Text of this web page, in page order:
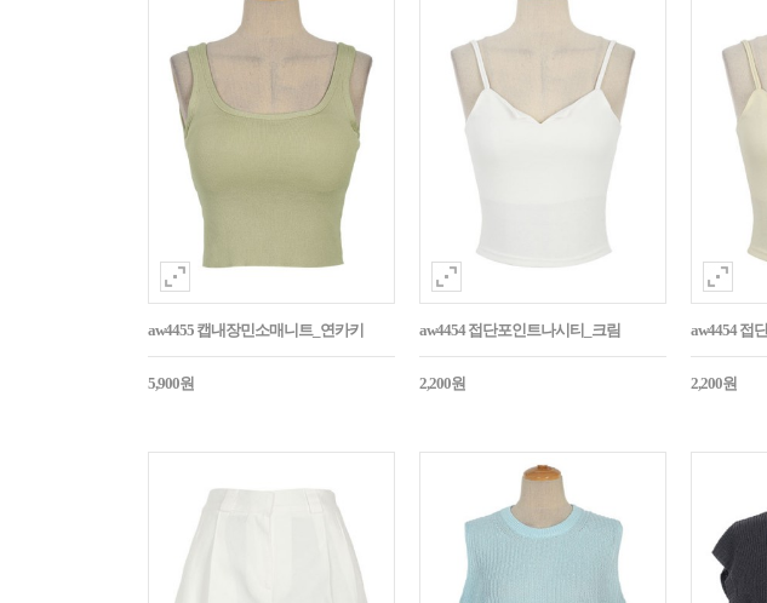
aw4455 캡내장민소매니트_연카키
5,900원
aw4454 접단포인트나시티_크림
2,200원
aw4454 접
2,200원